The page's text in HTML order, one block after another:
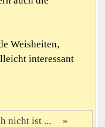
Weisheiten,
interessant
nicht ist ...